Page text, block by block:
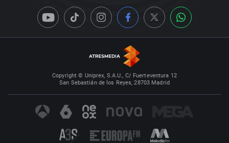
Copyright © Uniprex, S.A.U., C/ Fuerteventura 12
San Sebastián de los Reyes, 28703 Madrid